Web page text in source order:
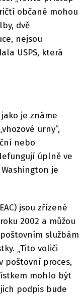
občané mohou
dvě
nejsou
USPS, která
je známe
urny“,
nebo
úplně ve
je
jsou zřízené
2002 a můžou
službám
„Tito voliči
poštovní proces,
mohlo být
podpis bude